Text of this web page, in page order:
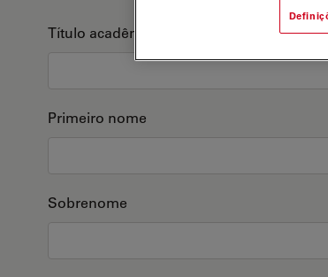
Título acadêmico
Primeiro nome
Sobrenome